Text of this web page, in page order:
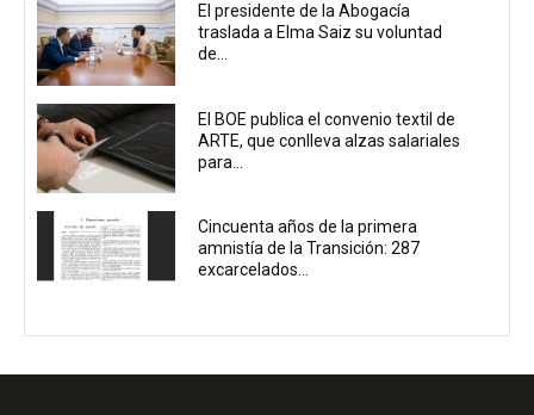
El presidente de la Abogacía
traslada a Elma Saiz su voluntad
de...
El BOE publica el convenio textil de
ARTE, que conlleva alzas salariales
para...
Cincuenta años de la primera
amnistía de la Transición: 287
excarcelados...